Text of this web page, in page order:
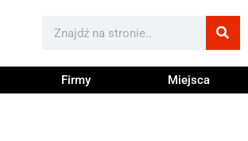
Firmy Miejsca